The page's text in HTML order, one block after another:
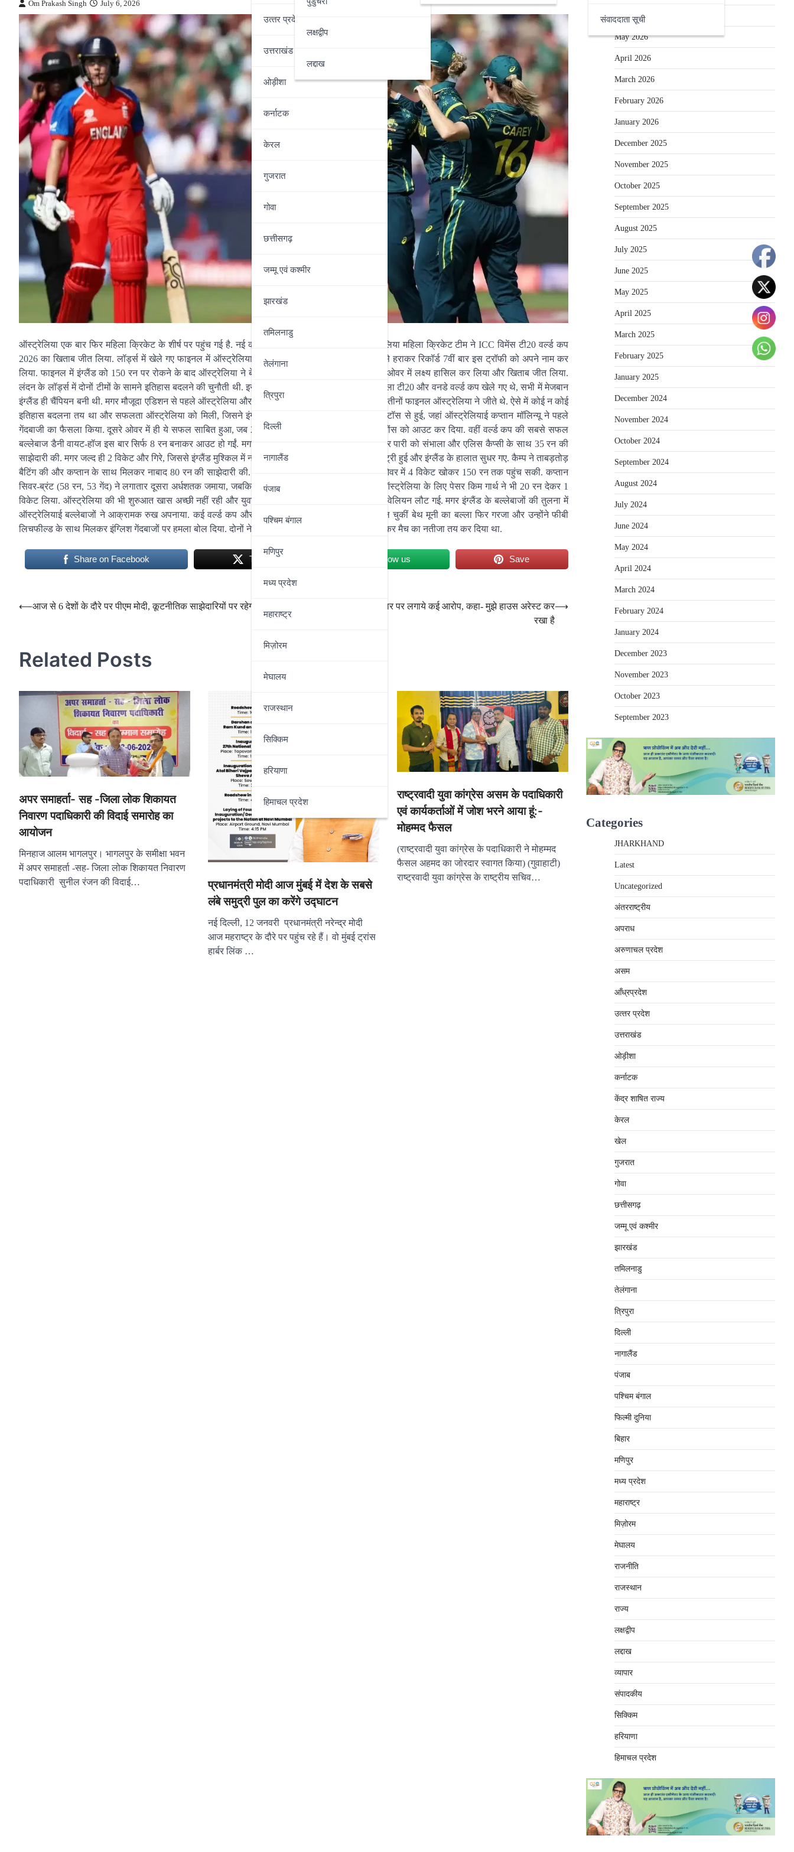
उत्‍तर प्रदेश
उत्तराखंड
ओड़ीशा
कर्नाटक
केरल
गुजरात
गोवा
छत्तीसगढ़
जम्‍मू एवं कश्‍मीर
झारखंड
तमिलनाडु
तेलंगाना
त्रिपुरा
दिल्‍ली
नागालैंड
पंजाब
पश्चिम बंगाल
मणिपुर
मध्‍य प्रदेश
महाराष्‍ट्र
मिज़ोरम
मेघालय
राजस्थान
सिक्किम
हरियाणा
हिमाचल प्रदेश
लक्षद्वीप
लद्दाख
संवाददाता सूची
Om Prakash Singh July 6, 2026
ऑस्ट्रेलिया एक बार फिर महिला क्रिकेट के शीर्ष पर पहुंच गई है. नई कप्तान सोफी मॉलिन्यू के नेतृत्व में ऑस्ट्रेलिया महिला क्रिकेट टीम ने ICC विमेंस टी20 वर्ल्ड कप
2026 का खिताब जीत लिया. लॉर्ड्स में खेले गए फाइनल में ऑस्ट्रेलिया ने बेहद आसानी से इंग्लैंड को 7 विकेट से हराकर रिकॉर्ड 7वीं बार इस ट्रॉफी को अपने नाम कर
लिया. फाइनल में इंग्लैंड को 150 रन पर रोकने के बाद ऑस्ट्रेलिया ने बेथ मूनी की जोरदार पारी के दम पर 17.1 ओवर में लक्ष्य हासिल कर लिया और खिताब जीत लिया.
लंदन के लॉर्ड्स में दोनों टीमों के सामने इतिहास बदलने की चुनौती थी. इस टूर्नामेंट से पहले इंग्लैंड में जितने भी महिला टी20 और वनडे वर्ल्ड कप खेले गए थे, सभी में मेजबान
इंग्लैंड ही चैंपियन बनी थी. मगर मौजूदा एडिशन से पहले ऑस्ट्रेलिया और इंग्लैंड के बीच टी20 वर्ल्ड कप में खेले गए तीनों फाइनल ऑस्ट्रेलिया ने जीते थे. ऐसे में कोई न कोई
इतिहास बदलना तय था और सफलता ऑस्ट्रेलिया को मिली, जिसने इंग्लैंड का किला भेद दिया. इसकी शुरुआत टॉस से हुई, जहां ऑस्ट्रेलियाई कप्तान मॉलिन्यू ने पहले
गेंदबाजी का फैसला किया. दूसरे ओवर में ही ये सफल साबित हुआ, जब 20 साल की पेसर लूसी हैमिल्टन ने एमी जोंस को आउट कर दिया. वहीं वर्ल्ड कप की सबसे सफल
बल्लेबाज डैनी वायट-हॉज इस बार सिर्फ 8 रन बनाकर आउट हो गईं. मगर इसके बाद कप्तान नैट सिवर-ब्रंट ने फिर पारी को संभाला और एलिस कैप्सी के साथ 35 रन की
साझेदारी की. मगर जल्द ही 2 विकेट और गिरे, जिससे इंग्लैंड मुश्किल में नजर आ रही थी. यहीं पर फ्रेया कैम्प की एंट्री हुई और इंग्लैंड के हालात सुधर गए. कैम्प ने ताबड़तोड़
बैटिंग की और कप्तान के साथ मिलकर नाबाद 80 रन की साझेदारी की. इसके दम पर ही इंग्लैंड किसी तरह 20 ओवर में 4 विकेट खोकर 150 रन तक पहुंच सकी. कप्तान
सिवर-ब्रंट (58 रन, 53 गेंद) ने लगातार दूसरा अर्धशतक जमाया, जबकि कैम्प ने 28 गेंदों में ही 44 रन कूट दिए. ऑस्ट्रेलिया के लिए पेसर किम गार्थ ने भी 20 रन देकर 1
विकेट लिया. ऑस्ट्रेलिया की भी शुरुआत खास अच्छी नहीं रही और युवा ओपनर जॉर्जिया वॉल दूसरे ओवर में ही पवेलियन लौट गई. मगर इंग्लैंड के बल्लेबाजों की तुलना में
ऑस्ट्रेलियाई बल्लेबाजों ने आक्रामक रुख अपनाया. कई वर्ल्ड कप और टूर्नामेंट फाइनल में धमाकेदार पारियां खेल चुकीं बेथ मूनी का बल्ला फिर गरजा और उन्होंने फीबी
लिचफील्ड के साथ मिलकर इंग्लिश गेंदबाजों पर हमला बोल दिया. दोनों ने करीब 11 ओवर में 100 रन की साझेदारी कर मैच का नतीजा तय कर दिया था.
Share on Facebook Tweet Follow us Save
Post
⟵आज से 6 देशों के दौरे पर पीएम मोदी, कूटनीतिक साझेदारियों पर रहेगा फोकस
ममता बनर्जी ने भाजपा सरकार पर लगाये कई आरोप, कहा- मुझे हाउस अरेस्ट कर
रखा है
⟶
Related Posts
अपर समाहर्ता- सह -जिला लोक शिकायत
निवारण पदाधिकारी की विदाई समारोह का
आयोजन
मिनहाज आलम भागलपुर। भागलपुर के समीक्षा भवन
में अपर समाहर्ता -सह- जिला लोक शिकायत निवारण
पदाधिकारी सुनील रंजन की विदाई…
प्रधानमंत्री मोदी आज मुंबई में देश के सबसे
लंबे समुद्री पुल का करेंगे उद्घाटन
नई दिल्ली, 12 जनवरी प्रधानमंत्री नरेन्द्र मोदी
आज महराष्ट्र के दौरे पर पहुंच रहे हैं। वो मुंबई ट्रांस
हार्बर लिंक …
राष्ट्रवादी युवा कांग्रेस असम के पदाधिकारी
एवं कार्यकर्ताओं में जोश भरने आया हूं:-
मोहम्मद फैसल
(राष्ट्रवादी युवा कांग्रेस के पदाधिकारी ने मोहम्मद
फैसल अहमद का जोरदार स्वागत किया) (गुवाहाटी)
राष्ट्रवादी युवा कांग्रेस के राष्ट्रीय सचिव…
June 2026
May 2026
April 2026
March 2026
February 2026
January 2026
December 2025
November 2025
October 2025
September 2025
August 2025
July 2025
June 2025
May 2025
April 2025
March 2025
February 2025
January 2025
December 2024
November 2024
October 2024
September 2024
August 2024
July 2024
June 2024
May 2024
April 2024
March 2024
February 2024
January 2024
December 2023
November 2023
October 2023
September 2023
Categories
JHARKHAND
Latest
Uncategorized
अंतरराष्‍ट्रीय
अपराध
अरुणाचल प्रदेश
असम
आँध्रप्रदेश
उत्‍तर प्रदेश
उत्तराखंड
ओड़ीशा
कर्नाटक
केंद्र शाषित राज्य
केरल
खेल
गुजरात
गोवा
छत्तीसगढ़
जम्‍मू एवं कश्‍मीर
झारखंड
तमिलनाडु
तेलंगाना
त्रिपुरा
दिल्‍ली
नागालैंड
पंजाब
पश्चिम बंगाल
फिल्मी दुनिया
बिहार
मणिपुर
मध्‍य प्रदेश
महाराष्‍ट्र
मिज़ोरम
मेघालय
राजनीति
राजस्थान
राज्य
लक्षद्वीप
लद्दाख
व्यापार
संपादकीय
सिक्किम
हरियाणा
हिमाचल प्रदेश